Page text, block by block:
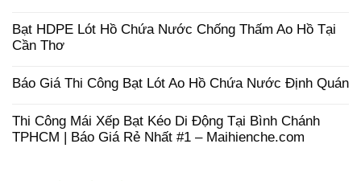
Bạt HDPE Lót Hồ Chứa Nước Chống Thấm Ao Hồ Tại
Cần Thơ
Báo Giá Thi Công Bạt Lót Ao Hồ Chứa Nước Định Quán
Thi Công Mái Xếp Bạt Kéo Di Động Tại Bình Chánh
TPHCM | Báo Giá Rẻ Nhất #1 – Maihienche.com